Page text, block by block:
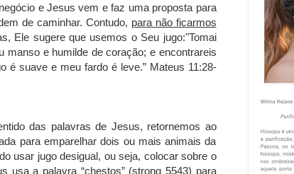
e Jesus vem e faz uma proposta para
de caminhar. Contudo, para não ficarmos
Ele sugere que usemos o Seu jugo:"Tomai
manso e humilde de coração; e encontrareis
é suave e meu fardo é leve.” Mateus 11:28-
das palavras de Jesus, retornemos ao
para emparelhar dois ou mais animais da
usar jugo desigual, ou seja, colocar sobre o
usa a palavra “chestos” (strong 5543) para